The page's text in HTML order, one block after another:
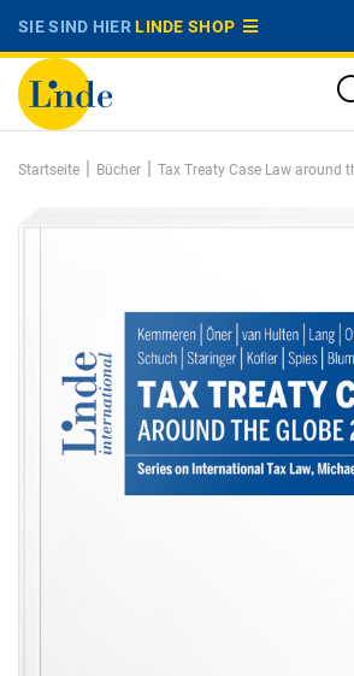
SIE SIND HIERLINDE SHOP
Startseite | Bücher | Tax Treaty Case Law around